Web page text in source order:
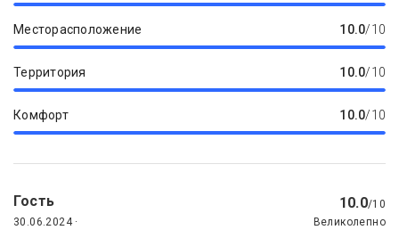
Месторасположение 10.0/10
Территория 10.0/10
Комфорт 10.0/10
Гость 10.0/10
30.06.2024 ·
Великолепно